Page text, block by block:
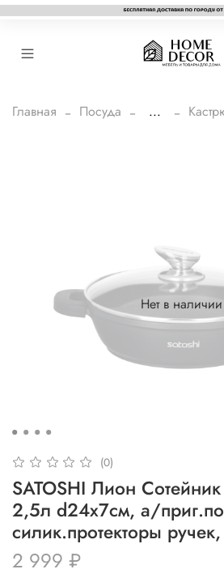
Главная Посуда ...
Нет в наличии
(0)
SATOSHI Лион
2,5л d24х7см, а/
силик.протекторы
2 999 ₽